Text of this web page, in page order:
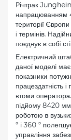
Річтрак
напрацюванням
території
і термінів.
поєднує в собі
Електричний
даної моделі має
показники
працездатність
втоми
підйому 8420 мм
роботою в
° і 360 °
управління